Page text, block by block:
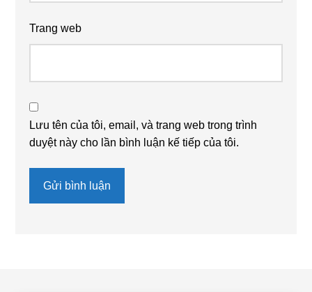
Trang web
Lưu tên của tôi, email, và trang web trong trình
duyệt này cho lần bình luận kế tiếp của tôi.